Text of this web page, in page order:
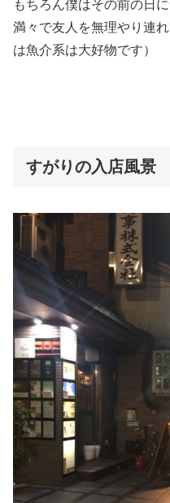
もちろん僕はその前の日
満々で友人を無理やり連
は魚介系は大好物です）
すがりの入店風景